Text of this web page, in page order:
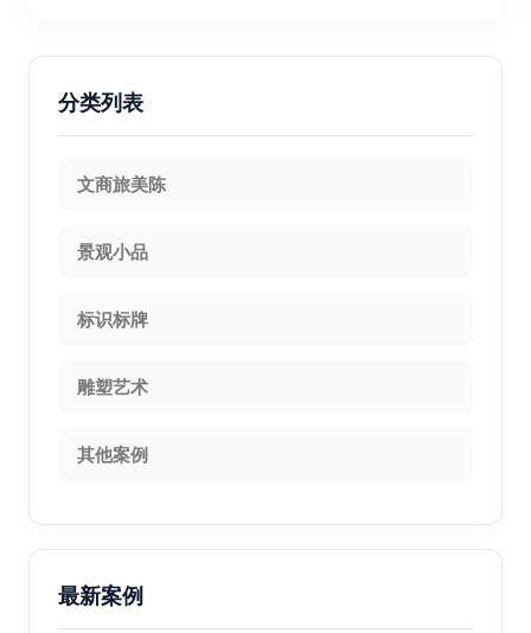
分类列表
文商旅美陈
景观小品
标识标牌
雕塑艺术
其他案例
最新案例